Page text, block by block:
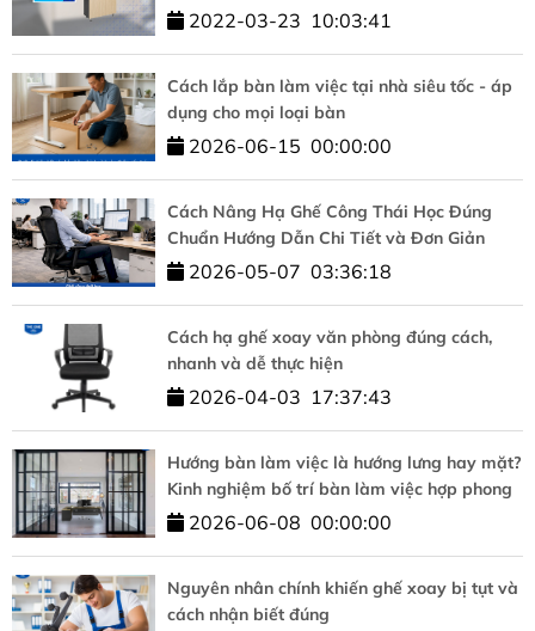
2022-03-23 10:03:41
Cách lắp bàn làm việc tại nhà siêu tốc - áp
dụng cho mọi loại bàn
2026-06-15 00:00:00
Cách Nâng Hạ Ghế Công Thái Học Đúng
Chuẩn Hướng Dẫn Chi Tiết và Đơn Giản
2026-05-07 03:36:18
Cách hạ ghế xoay văn phòng đúng cách,
nhanh và dễ thực hiện
2026-04-03 17:37:43
Hướng bàn làm việc là hướng lưng hay mặt?
Kinh nghiệm bố trí bàn làm việc hợp phong
thủy2026-06-08 00:00:00
Nguyên nhân chính khiến ghế xoay bị tụt và
cách nhận biết đúng